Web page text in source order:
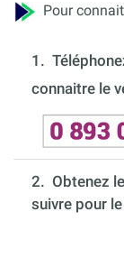
Pour
1.
connaitre le
2. Obtenez
suivre pour